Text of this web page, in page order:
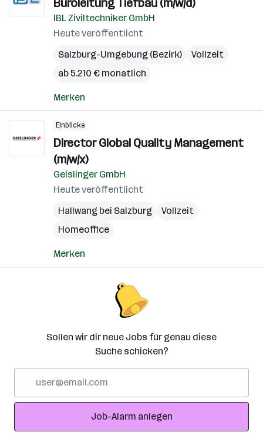
Büroleitung Tiefbau (m/w/d)
IBL Ziviltechniker GmbH
Heute veröffentlicht
Salzburg-Umgebung (Bezirk)
Vollzeit
ab 5.210 € monatlich
Merken
Einblicke
Director Global Quality Management
(m/w/x)
Geislinger GmbH
Heute veröffentlicht
Hallwang bei Salzburg
Vollzeit
Homeoffice
Merken
Sollen wir dir neue Jobs für genau diese
Suche schicken?
Adresse
Job-Alarm anlegen